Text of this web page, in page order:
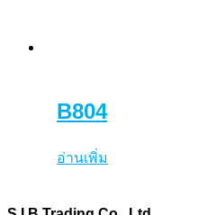
B804
อ่านเพิ่ม